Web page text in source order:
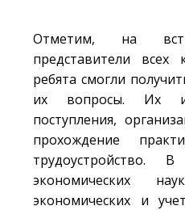
Отметим, на
представители всех
ребята смогли
их вопросы. Их
поступления,
прохождение
трудоустройство.
экономических
экономических и